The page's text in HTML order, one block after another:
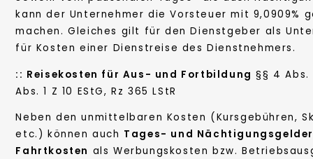
kann der Unternehmer die Vorsteuer mit 9,0909%
machen. Gleiches gilt für den Dienstgeber als
für Kosten einer Dienstreise des Dienstnehmers.
:: Reisekosten für Aus- und Fortbildung §§ 4 Abs.
Abs. 1 Z 10 EStG, Rz 365 LStR
Neben den unmittelbaren Kosten (Kursgebühren,
etc.) können auch Tages- und
Fahrtkosten als Werbungskosten bzw.